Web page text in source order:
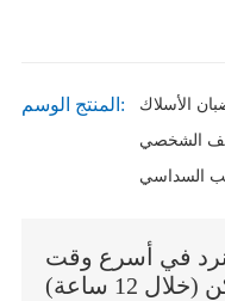
المنتج الوسم: الأسلاك
الشخصي
السداسي
في أسرع وقت
12 ساعة)